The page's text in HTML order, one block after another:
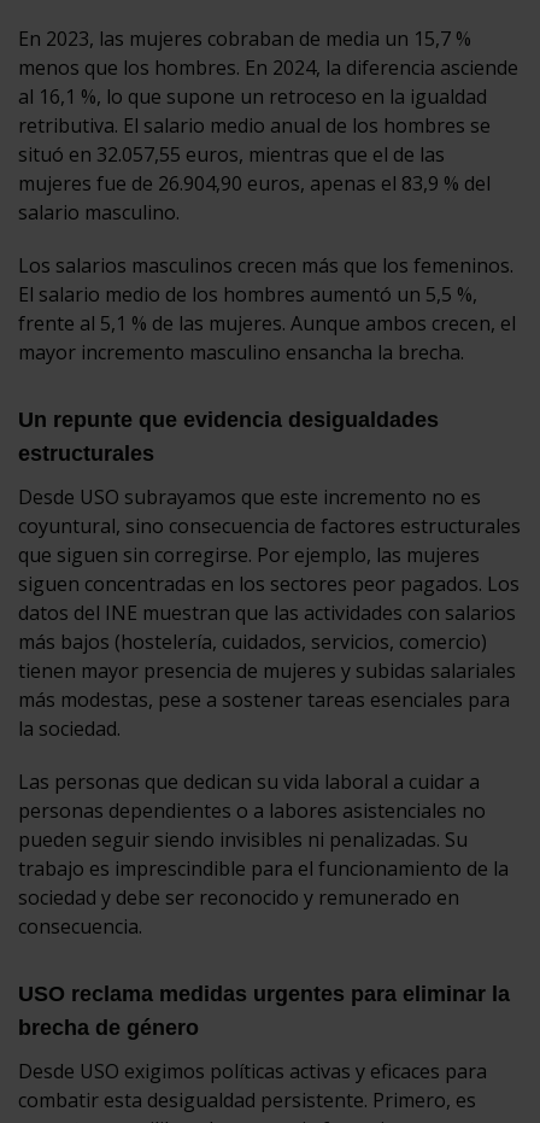
En 2023, las mujeres cobraban de media un 15,7 %
menos que los hombres. En 2024, la diferencia asciende
al 16,1 %, lo que supone un retroceso en la igualdad
retributiva. El salario medio anual de los hombres se
situó en 32.057,55 euros, mientras que el de las
mujeres fue de 26.904,90 euros, apenas el 83,9 % del
salario masculino.
Los salarios masculinos crecen más que los femeninos.
El salario medio de los hombres aumentó un 5,5 %,
frente al 5,1 % de las mujeres. Aunque ambos crecen, el
mayor incremento masculino ensancha la brecha.
Un repunte que evidencia desigualdades
estructurales
Desde USO subrayamos que este incremento no es
coyuntural, sino consecuencia de factores estructurales
que siguen sin corregirse. Por ejemplo, las mujeres
siguen concentradas en los sectores peor pagados. Los
datos del INE muestran que las actividades con salarios
más bajos (hostelería, cuidados, servicios, comercio)
tienen mayor presencia de mujeres y subidas salariales
más modestas, pese a sostener tareas esenciales para
la sociedad.
Las personas que dedican su vida laboral a cuidar a
personas dependientes o a labores asistenciales no
pueden seguir siendo invisibles ni penalizadas. Su
trabajo es imprescindible para el funcionamiento de la
sociedad y debe ser reconocido y remunerado en
consecuencia.
USO reclama medidas urgentes para eliminar la
brecha de género
Desde USO exigimos políticas activas y eficaces para
combatir esta desigualdad persistente. Primero, es